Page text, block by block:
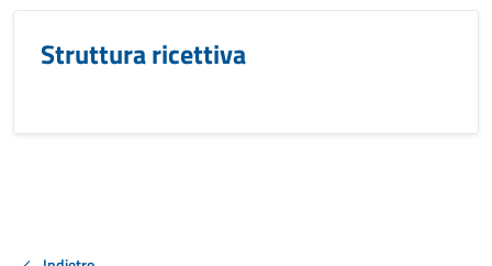
Struttura ricettiva